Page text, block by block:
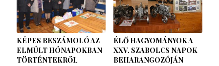
KÉPES BESZÁMOLÓ AZ
ELMÚLT HÓNAPOKBAN
TÖRTÉNTEKRŐL
ÉLŐ HAGYOMÁNYOK A
XXV. SZABOLCS NAPOK
BEHARANGOZÓJÁN